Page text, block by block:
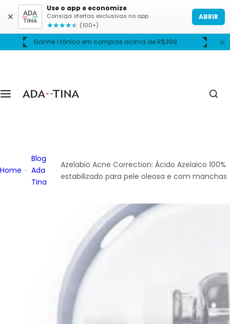
Use o app e economize
Consiga ofertas exclusivas no app
★★★★★ (100+)
ABRIR
Frete grátis acima de R$399.
Home
Blog
Ada
Tina
Azelabio Acne Correction: Ácido Azelaico 100%
estabilizado para pele oleosa e com manchas
l
r
t